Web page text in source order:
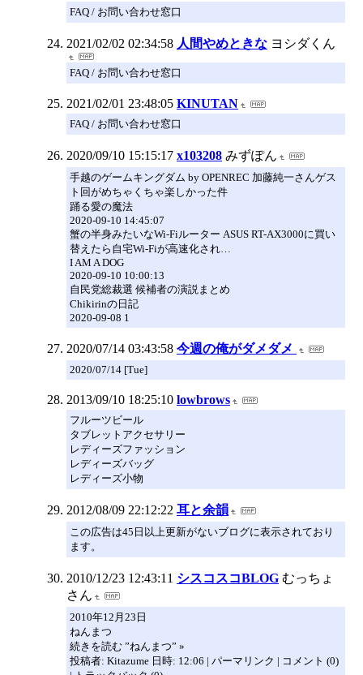
FAQ / お問い合わせ窓口
2021/02/02 02:34:58 人間やめときな ヨシダくん
FAQ / お問い合わせ窓口
2021/02/01 23:48:05 KINUTAN
FAQ / お問い合わせ窓口
2020/09/10 15:15:17 x103208 みずぽん
手越のゲームキングダム by OPENREC 加藤純一さんゲス
ト回がめちゃくちゃ楽しかった件
踊る愛の魔法
2020-09-10 14:45:07
蟹の半身みたいなWi-Fiルーター ASUS RT-AX3000に買い
替えたら自宅Wi-Fiが高速化され…
I AM A DOG
2020-09-10 10:00:13
自民党総裁選 候補者の演説まとめ
Chikirinの日記
2020-09-08 1
2020/07/14 03:43:58 今週の俺がダメダメ
2020/07/14 [Tue]
2013/09/10 18:25:10 lowbrows
フルーツビール
タブレットアクセサリー
レディーズファッション
レディーズバッグ
レディーズ小物
2012/08/09 22:12:22 耳と余韻
この広告は45日以上更新がないブログに表示されており
ます。
2010/12/23 12:43:11 シスコスコBLOG むっちょ
さん
2010年12月23日
ねんまつ
続きを読む ”ねんまつ” »
投稿者: Kitazume 日時: 12:06 | パーマリンク | コメント (0)